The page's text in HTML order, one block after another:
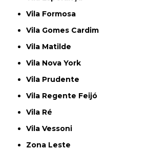
Vila Formosa
Vila Gomes Cardim
Vila Matilde
Vila Nova York
Vila Prudente
Vila Regente Feijó
Vila Ré
Vila Vessoni
Zona Leste